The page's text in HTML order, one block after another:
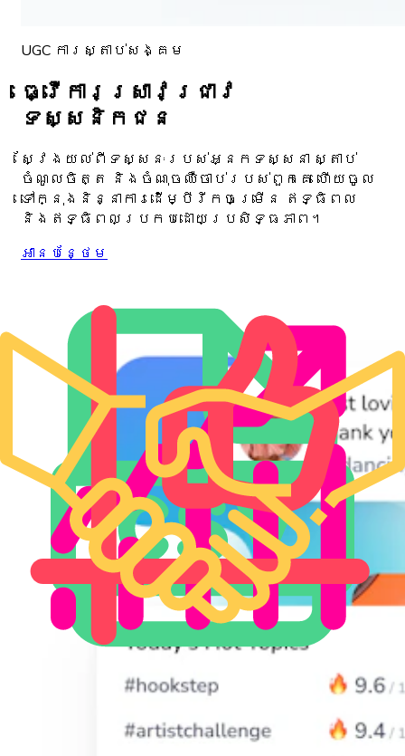
UGC ការស្តាប់សង្គម
ធ្វើការស្រាវជ្រាវ
ទស្សនិកជន
ស្វែងយល់ពីទស្សនៈរបស់អ្នកទស្សនា ស្តាប់
ចំណូលចិត្ត និងចំណុចឈឺចាប់របស់ពួកគេ ហើយចូល
ទៅក្នុងនិន្នាការដើម្បីរីកចម្រើន ឥទ្ធិពល
និងឥទ្ធិពលប្រកបដោយប្រសិទ្ធភាព។
អាន​បន្ថែម